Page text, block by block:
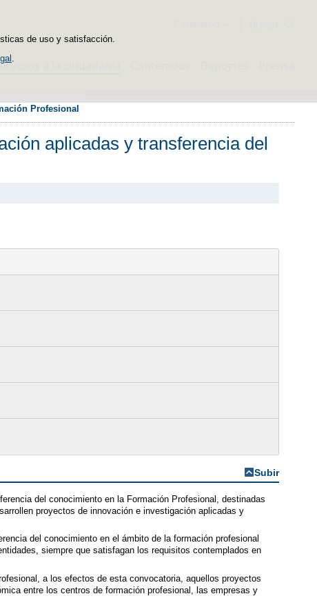
de uso y satisfacción.
a la ciudadanía
Profesional
aplicadas y transferencia del
Subir
del conocimiento en la Formación Profesional, destinadas
proyectos de innovación e investigación aplicadas y
del conocimiento en el ámbito de la formación profesional
siempre que satisfagan los requisitos contemplados en
a los efectos de esta convocatoria, aquellos proyectos
entre los centros de formación profesional, las empresas y